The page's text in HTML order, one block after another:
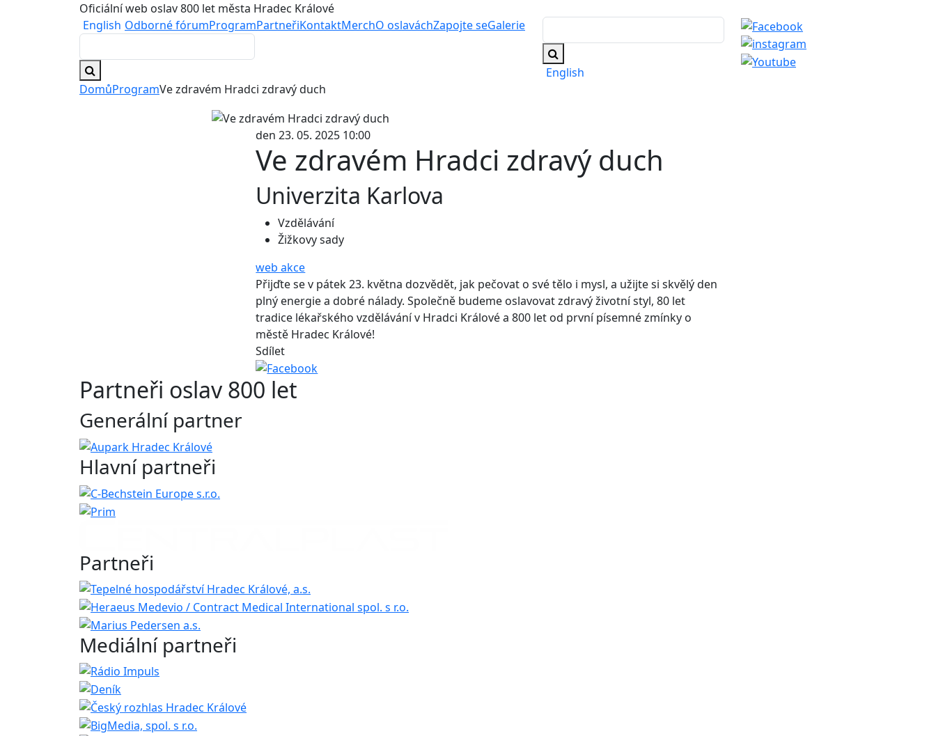
Oficiální web oslav 800 let města Hradec Králové
English Odborné fórumProgramPartneřiKontaktMerchO oslaváchZapojte seGalerie
English
DomůProgramVe zdravém Hradci zdravý duch
den 23. 05. 2025 10:00
Ve zdravém Hradci zdravý duch
Univerzita Karlova
Vzdělávání
Žižkovy sady
web akce
Přijďte se v pátek 23. května dozvědět, jak pečovat o své tělo i mysl, a užijte si skvělý den
plný energie a dobré nálady. Společně budeme oslavovat zdravý životní styl, 80 let
tradice lékařského vzdělávání v Hradci Králové a 800 let od první písemné zmínky o
městě Hradec Králové!
Sdílet
Partneři oslav 800 let
Generální partner
Hlavní partneři
Partneři
Mediální partneři